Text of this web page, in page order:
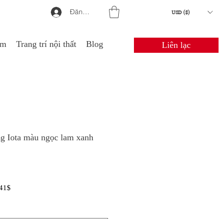
Đăng nhập USD ($)
Trang trí nội thất Blog Liên lạc
Iota màu ngọc lam xanh